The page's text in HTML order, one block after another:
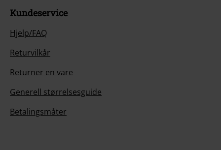
Kundeservice
Hjelp/FAQ
Returvilkår
Returner en vare
Generell størrelsesguide
Betalingsmåter